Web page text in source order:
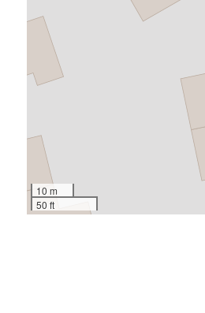
10 m
50 ft